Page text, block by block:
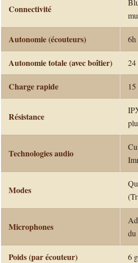
Connectivité
Autonomie (écouteurs) 6h
Autonomie totale (avec boîtier) 24
Charge rapide
Résistance
Technologies audio
Modes
Microphones
du
Poids (par écouteur) 6